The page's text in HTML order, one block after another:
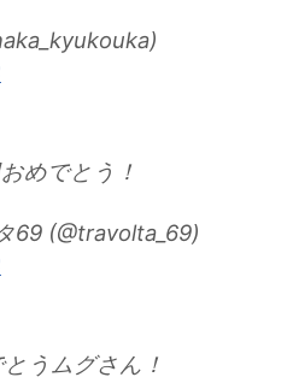
めでとう！
69 (@travolta_69)
うムグさん！